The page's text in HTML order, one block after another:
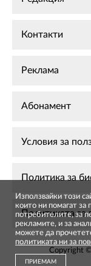
Контакти
Реклама
Абонамент
Условия за
Политика за
Политиката за
Copyright
Използвайки този
които ни помагат за
потребителите, за
рекламите, и за
можете да
политиката ни за
ПРИЕМАМ